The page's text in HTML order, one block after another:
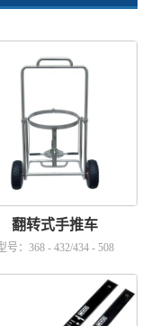
翻转式手推车
号：368 - 432/434 - 508